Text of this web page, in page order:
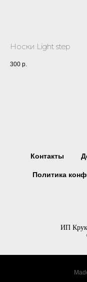
Носки Light step
300 р.
Контакты
Политика
ИП